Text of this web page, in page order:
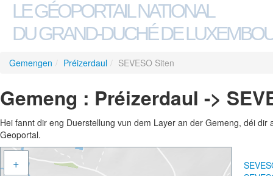
LE GÉOPORTAIL NATIONAL
DU GRAND-DUCHÉ DE
Gemengen / Préizerdaul / SEVESO Siten
Gemeng : Préizerdaul ->
Hei fannt dir eng Duerstellung vun dem Layer an der Gemeng, déi
Geoportal.
+